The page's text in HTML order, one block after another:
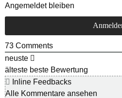
Angemeldet bleiben
73 Comments
neuste
älteste beste Bewertung
Inline Feedbacks
Alle Kommentare ansehen